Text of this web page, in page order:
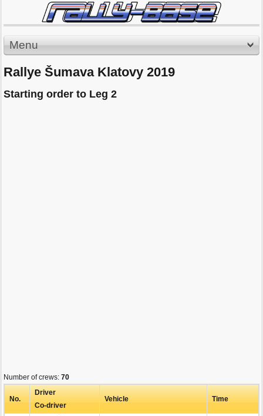
Menu
Rallye Šumava Klatovy 2019
Starting order to Leg 2
Number of crews: 70
No.
Driver
Co-driver
Vehicle Time